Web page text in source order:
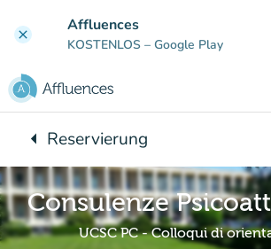
clear Affluences
KOSTENLOS – Google Play
arrow_leftZurück zu:
Reservierung
Consulenze
UCSC PC - Colloqui di